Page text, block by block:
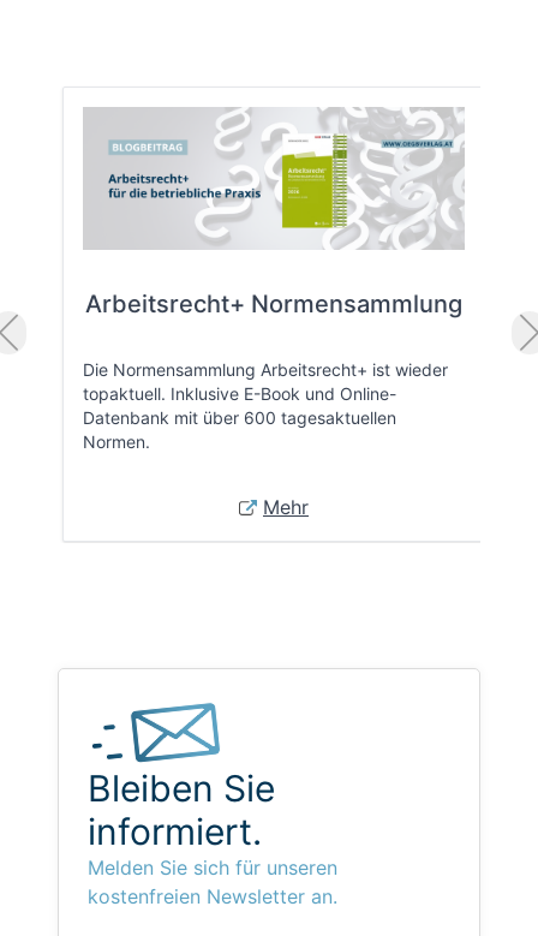
Arbeitsrecht+ Normensammlung
Die Normensammlung Arbeitsrecht+ ist wieder
topaktuell. Inklusive E-Book und Online-
Datenbank mit über 600 tagesaktuellen
Normen.
Mehr
Bleiben Sie
informiert.
Melden Sie sich für unseren
kostenfreien Newsletter an.